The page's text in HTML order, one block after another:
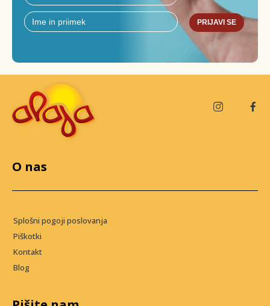
PRIJAVI SE
O nas
Splošni pogoji poslovanja
Piškotki
Kontakt
Blog